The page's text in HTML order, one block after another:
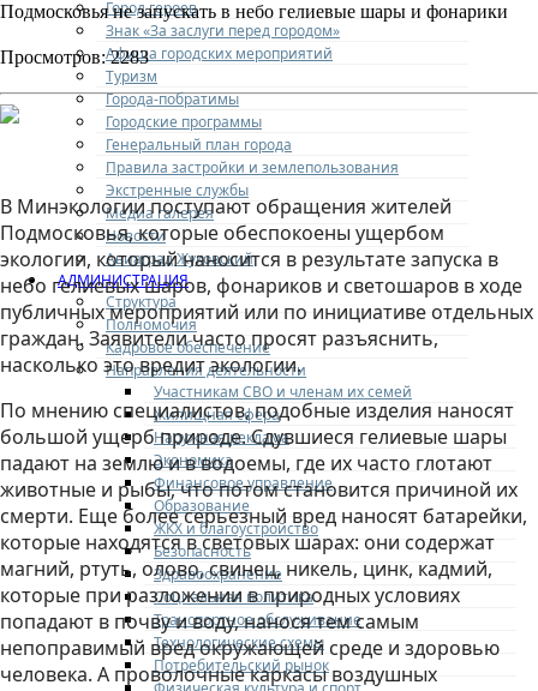
Город героев
Знак «За заслуги перед городом»
Афиша городских мероприятий
Туризм
Города-побратимы
Городские программы
Генеральный план города
Правила застройки и землепользования
Экстренные службы
Медиа галерея
Новости
Авиаград Жуковский
АДМИНИСТРАЦИЯ
Структура
Полномочия
Кадровое обеспечение
Направления деятельности
Участникам СВО и членам их семей
Жилищная сфера
Наружная реклама
Экономика
Финансовое управление
Образование
ЖКХ и благоустройство
Безопасность
Здравоохранение
Социальная политика
Транспортное обслуживание
Технологические схемы
Потребительский рынок
Подмосковья не запускать в небо гелиевые шары и фонарики
Просмотров: 2283
В Минэкологии поступают обращения жителей
Подмосковья, которые обеспокоены ущербом
экологии, который наносится в результате запуска в
небо гелиевых шаров, фонариков и светошаров в ходе
публичных мероприятий или по инициативе отдельных
граждан. Заявители часто просят разъяснить,
насколько это вредит экологии.
По мнению специалистов, подобные изделия наносят
большой ущерб природе. Сдувшиеся гелиевые шары
падают на землю и в водоемы, где их часто глотают
животные и рыбы, что потом становится причиной их
смерти. Еще более серьезный вред наносят батарейки,
которые находятся в световых шарах: они содержат
магний, ртуть, олово, свинец, никель, цинк, кадмий,
которые при разложении в природных условиях
попадают в почву и воду, нанося тем самым
непоправимый вред окружающей среде и здоровью
человека. А проволочные каркасы воздушных